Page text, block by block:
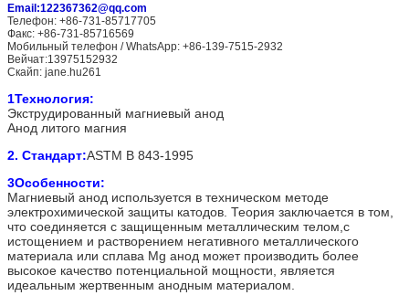
Email:122367362@qq.com
Телефон: +86-731-85717705
Факс: +86-731-85716569
Мобильный телефон / WhatsApp: +86-139-7515-2932
Вейчат:13975152932
Скайп: jane.hu261
1Технология:
Экструдированный магниевый анод
Анод литого магния
2. Стандарт:ASTM B 843-1995
3Особенности:
Магниевый анод используется в техническом методе
электрохимической защиты катодов. Теория заключается в том,
что соединяется с защищенным металлическим телом,с
истощением и растворением негативного металлического
материала или сплава Mg анод может производить более
высокое качество потенциальной мощности, является
идеальным жертвенным анодным материалом.